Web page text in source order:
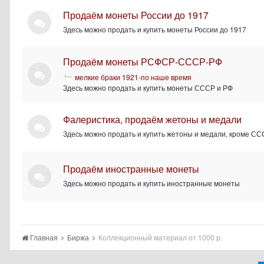
Продаём монеты России до 1917
Здесь можно продать и купить монеты России до 1917
Продаём монеты РСФСР-СССР-РФ
мелкие браки 1921-по наше время
Здесь можно продать и купить монеты СССР и РФ
Фалеристика, продаём жетоны и медали
Здесь можно продать и купить жетоны и медали, кроме
Продаём иностранные монеты
Здесь можно продать и купить иностранные монеты
Главная Биржа Коллекционный материал от 1000 р.